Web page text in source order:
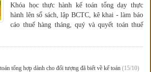
Khóa học thực hành kế toán tổng dạy thực
hành lên sổ sách, lập BCTC, kê khai - làm báo
cáo thuế hàng tháng, quý và quyết toán thuế
tổng hợp dành cho đối tượng đã biết về kế toán (15/10)